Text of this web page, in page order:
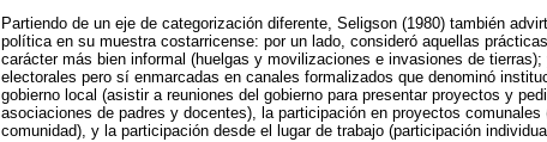
Partiendo de un eje de categorización diferente, Seligson (1980) también
política en su muestra costarricense: por un lado, consideró aquellas
carácter más bien informal (huelgas y movilizaciones e invasiones de
electorales pero sí enmarcadas en canales formalizados que denominó
gobierno local (asistir a reuniones del gobierno para presentar proyectos y
asociaciones de padres y docentes), la participación en proyectos
comunidad), y la participación desde el lugar de trabajo (participación